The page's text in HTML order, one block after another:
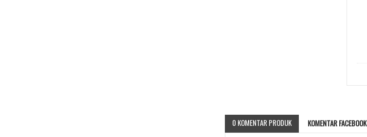
0 KOMENTAR PRODUK KOMENTAR FACEBOOK